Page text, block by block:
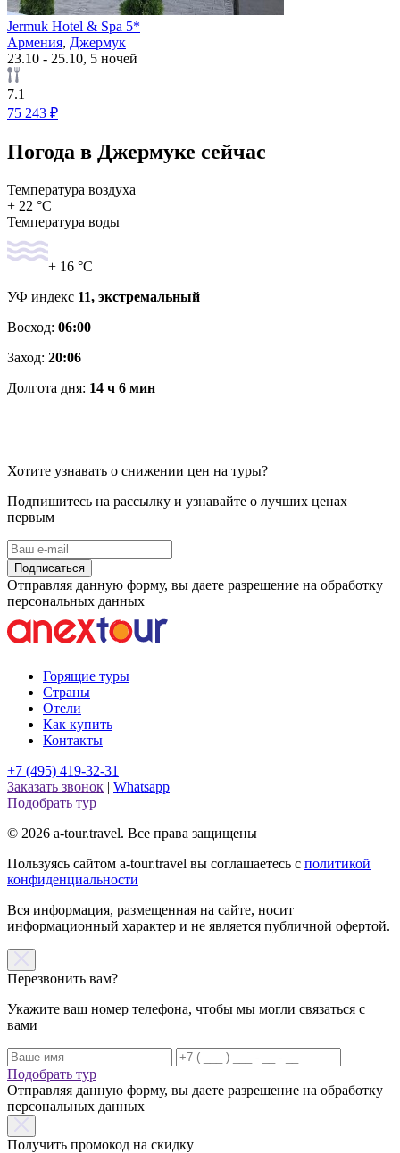
Jermuk Hotel & Spa 5*
Армения, Джермук
23.10 - 25.10, 5 ночей
7.1
75 243 ₽
Погода в Джермуке сейчас
Температура воздуха
+ 22 °C
Температура воды
+ 16 °C
УФ индекс 11, экстремальный
Восход: 06:00
Заход: 20:06
Долгота дня: 14 ч 6 мин
Хотите узнавать о снижении цен на туры?
Подпишитесь на рассылку и узнавайте о лучших ценах
первым
Подписаться
Отправляя данную форму, вы даете разрешение на обработку
персональных данных
Горящие туры
Страны
Отели
Как купить
Контакты
+7 (495) 419-32-31
Заказать звонок | Whatsapp
Подобрать тур
© 2026 a-tour.travel. Все права защищены
Пользуясь сайтом a-tour.travel вы соглашаетесь с политикой
конфиденциальности
Вся информация, размещенная на сайте, носит
информационный характер и не является публичной офертой.
Перезвонить вам?
Укажите ваш номер телефона, чтобы мы могли связаться с
вами
Подобрать тур
Отправляя данную форму, вы даете разрешение на обработку
персональных данных
Получить промокод на скидку